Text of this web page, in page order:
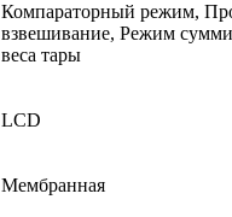
Компараторный режим,
взвешивание, Режим
веса тары
LCD
Мембранная